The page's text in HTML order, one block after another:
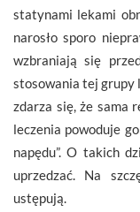
statynami lekami
narosło sporo
wzbraniają się
stosowania tej grupy
zdarza się, że sama
leczenia powoduje
napędu”. O takich
uprzedzać. Na
ustępują.